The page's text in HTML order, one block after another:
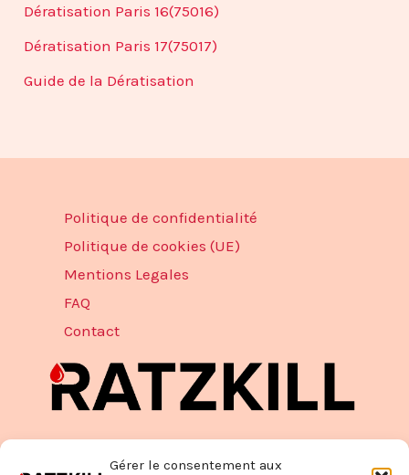
Gérer le consentement aux
Dératisation Paris 16(75016)
Dératisation Paris 17(75017)
Guide de la Dératisation
Politique de confidentialité
Politique de cookies (UE)
Mentions Legales
FAQ
Contact
RATZKILL est une Entreprise de Dératisation